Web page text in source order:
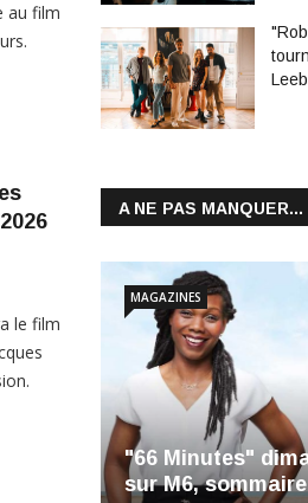
au film
le film
Leeb
A NE PAS MANQUER...
"66 Minutes"
sur M6,
MAGAZINES